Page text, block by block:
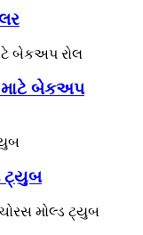
માટે બેકઅપ
ટ્યુબ